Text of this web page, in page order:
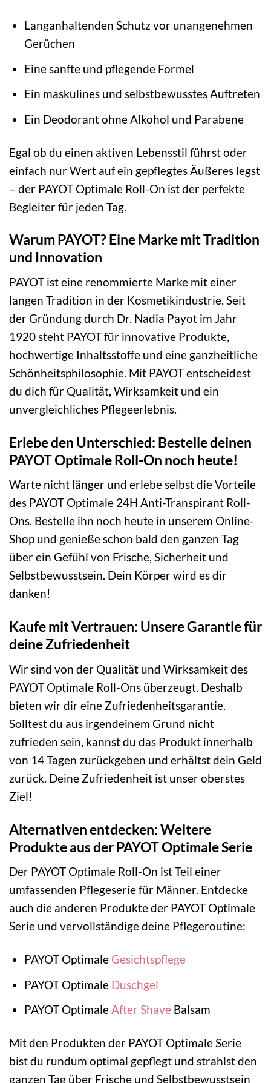
Langanhaltenden Schutz vor unangenehmen
Gerüchen
Eine sanfte und pflegende Formel
Ein maskulines und selbstbewusstes Auftreten
Ein Deodorant ohne Alkohol und Parabene
Egal ob du einen aktiven Lebensstil führst oder
einfach nur Wert auf ein gepflegtes Äußeres legst
– der PAYOT Optimale Roll-On ist der perfekte
Begleiter für jeden Tag.
Warum PAYOT? Eine Marke mit Tradition
und Innovation
PAYOT ist eine renommierte Marke mit einer
langen Tradition in der Kosmetikindustrie. Seit
der Gründung durch Dr. Nadia Payot im Jahr
1920 steht PAYOT für innovative Produkte,
hochwertige Inhaltsstoffe und eine ganzheitliche
Schönheitsphilosophie. Mit PAYOT entscheidest
du dich für Qualität, Wirksamkeit und ein
unvergleichliches Pflegeerlebnis.
Erlebe den Unterschied: Bestelle deinen
PAYOT Optimale Roll-On noch heute!
Warte nicht länger und erlebe selbst die Vorteile
des PAYOT Optimale 24H Anti-Transpirant Roll-
Ons. Bestelle ihn noch heute in unserem Online-
Shop und genieße schon bald den ganzen Tag
über ein Gefühl von Frische, Sicherheit und
Selbstbewusstsein. Dein Körper wird es dir
danken!
Kaufe mit Vertrauen: Unsere Garantie für
deine Zufriedenheit
Wir sind von der Qualität und Wirksamkeit des
PAYOT Optimale Roll-Ons überzeugt. Deshalb
bieten wir dir eine Zufriedenheitsgarantie.
Solltest du aus irgendeinem Grund nicht
zufrieden sein, kannst du das Produkt innerhalb
von 14 Tagen zurückgeben und erhältst dein Geld
zurück. Deine Zufriedenheit ist unser oberstes
Ziel!
Alternativen entdecken: Weitere
Produkte aus der PAYOT Optimale Serie
Der PAYOT Optimale Roll-On ist Teil einer
umfassenden Pflegeserie für Männer. Entdecke
auch die anderen Produkte der PAYOT Optimale
Serie und vervollständige deine Pflegeroutine:
PAYOT Optimale Gesichtspflege
PAYOT Optimale Duschgel
PAYOT OptimaleAfter ShaveBalsam
Mit den Produkten der PAYOT Optimale Serie
bist du rundum optimal gepflegt und strahlst den
ganzen Tag über Frische und Selbstbewusstsein